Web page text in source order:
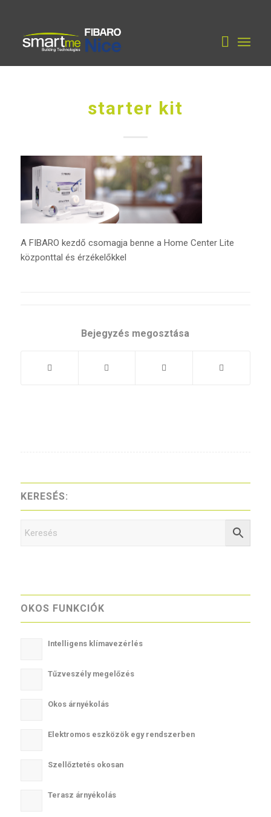
starter kit
A FIBARO kezdő csomagja benne a Home Center Lite
központtal és érzékelőkkel
Bejegyzés megosztása
KERESÉS:
OKOS FUNKCIÓK
Intelligens klímavezérlés
Tűzveszély megelőzés
Okos árnyékolás
Elektromos eszközök egy rendszerben
Szellőztetés okosan
Terasz árnyékolás